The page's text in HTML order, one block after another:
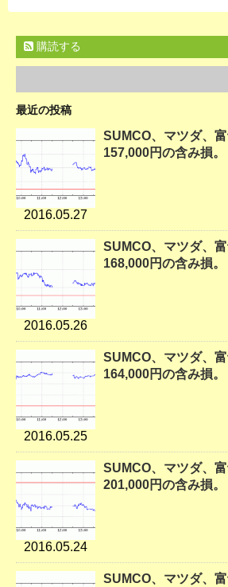
購読する
最近の投稿
2016.05.27
SUMCO、マツダ、富
157,000円の含み損。
2016.05.26
SUMCO、マツダ、富
168,000円の含み損。
2016.05.25
SUMCO、マツダ、富
164,000円の含み損。
2016.05.24
SUMCO、マツダ、富
201,000円の含み損。
SUMCO、マツダ、富